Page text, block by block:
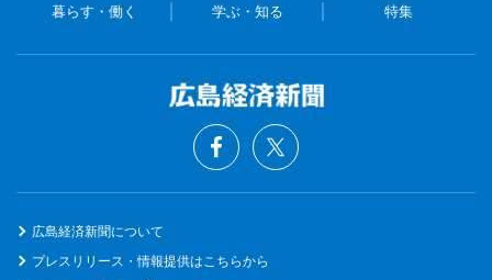
暮らす・働く 学ぶ・知る 特集
広島経済新聞について
プレスリリース・情報提供はこちらから